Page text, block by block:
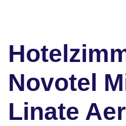
Novotel
Linate